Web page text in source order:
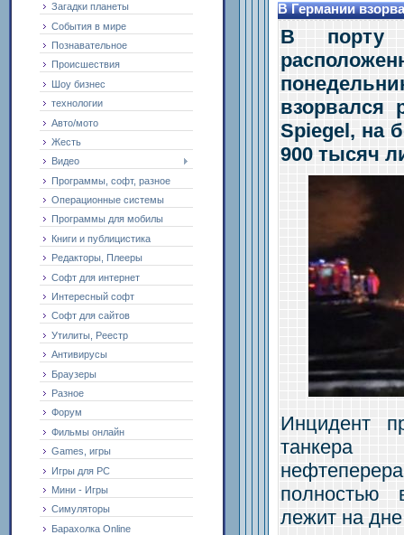
Загадки планеты
События в мире
Познавательное
Происшествия
Шоу бизнес
технологии
Авто/мото
Жесть
Видео
Программы, софт, разное
Операционные системы
Программы для мобилы
Книги и публицистика
Редакторы, Плееры
Софт для интернет
Интересный софт
Софт для сайтов
Утилиты, Реестр
Антивирусы
Браузеры
Разное
Форум
Фильмы онлайн
Games, игры
Игры для PC
Мини - Игры
Симуляторы
Барахолка Online
В Германии
В порту
взорвался
Spiegel, на
900 тысяч
Инцидент
полностью
лежит на